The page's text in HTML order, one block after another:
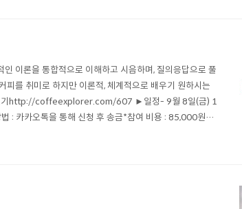
이론을 통합적으로 이해하고 시음하며, 질의응답으로 풀
를 취미로 하지만 이론적, 체계적으로 배우기 원하시는
보기http://coffeexplorer.com/607 ►일정- 9월 8일(금) 1
카오톡을 통해 신청 후 송금*참여 비용 : 85,000원
로 신청*카톡 보내실 내용 : 신청자명, 강의명, 참석인원